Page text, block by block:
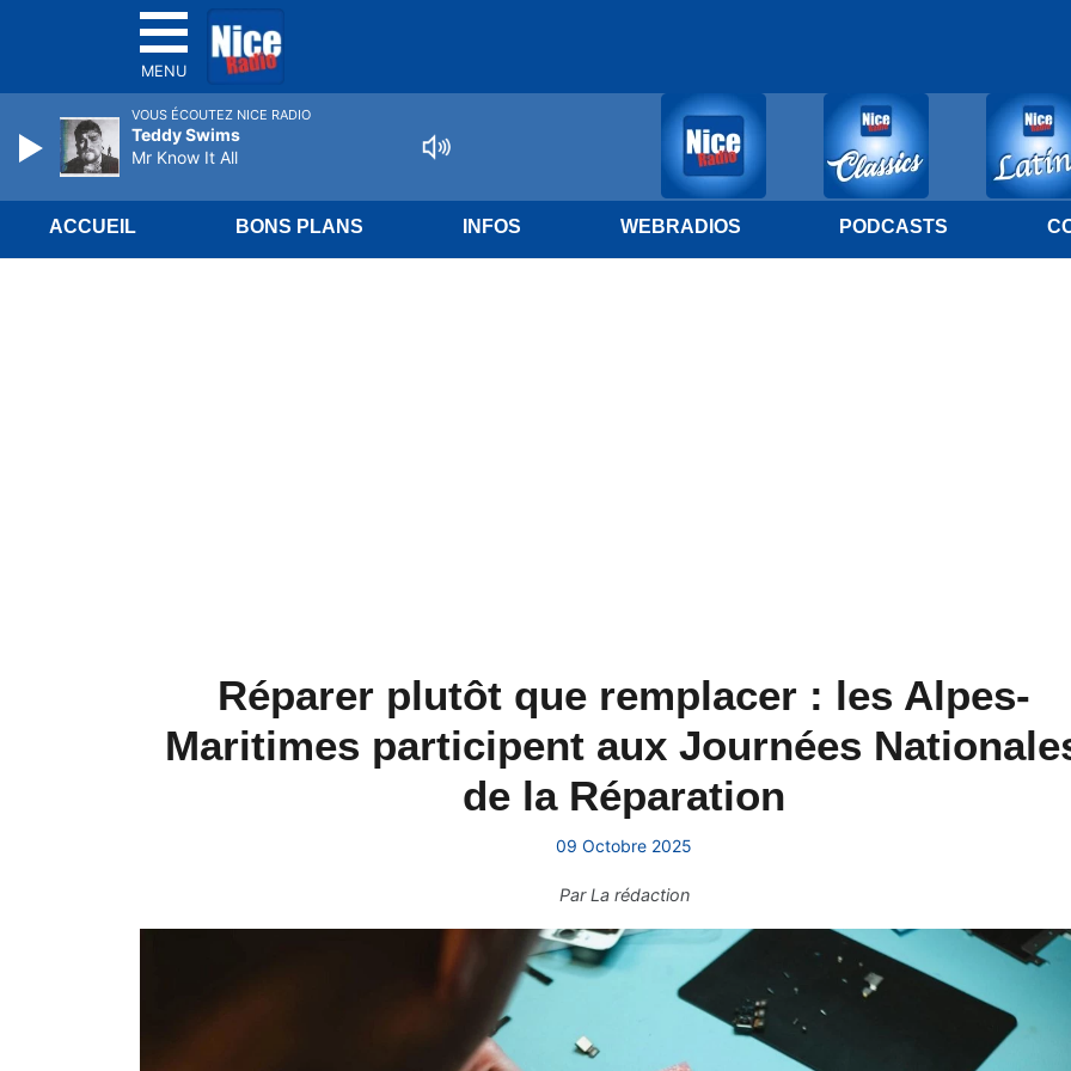
MENU
ACCUEIL BONS PLANS INFOS WEBRADIOS PODCASTS
Réparer plutôt que remplacer : les Alpes-
Maritimes participent aux Journées
de la Réparation
09 Octobre 2025
ParLa rédaction
VOUS ÉCOUTEZ NICE RADIO
Teddy Swims
Mr Know It All